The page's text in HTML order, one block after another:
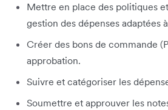
Mettre en place des politiques
gestion des dépenses adaptées
Créer des bons de commande
approbation.
Suivre et catégoriser les
Soumettre et approuver les